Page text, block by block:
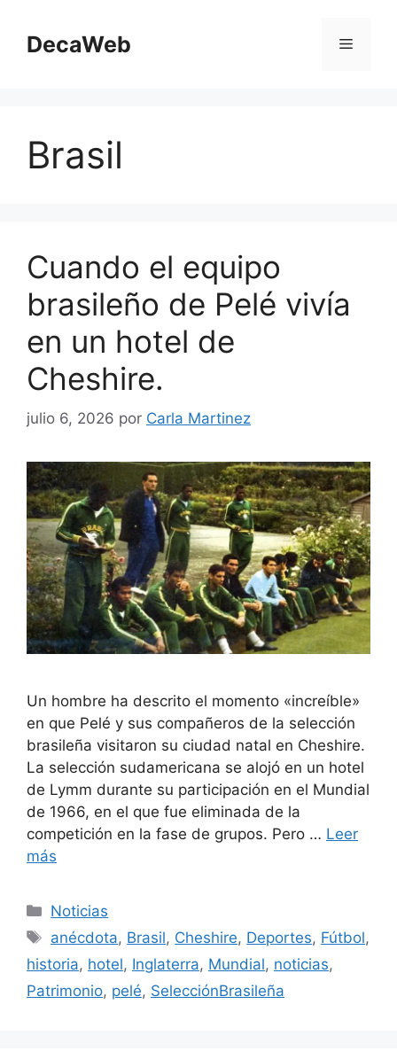
contenido
DecaWeb Menú
Brasil
Cuando el equipo
brasileño de Pelé vivía
en un hotel de
Cheshire.
julio 6, 2026 por Carla Martinez
Un hombre ha descrito el momento «increíble»
en que Pelé y sus compañeros de la selección
brasileña visitaron su ciudad natal en Cheshire.
La selección sudamericana se alojó en un hotel
de Lymm durante su participación en el Mundial
de 1966, en el que fue eliminada de la
competición en la fase de grupos. Pero … Leer
más
Categorías
Noticias
Etiquetas
anécdota, Brasil, Cheshire, Deportes, Fútbol,
historia, hotel, Inglaterra, Mundial, noticias,
Patrimonio, pelé, SelecciónBrasileña